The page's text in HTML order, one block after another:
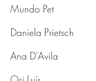
Mundo Pet
Daniela Prietsch
Ana D'Avila